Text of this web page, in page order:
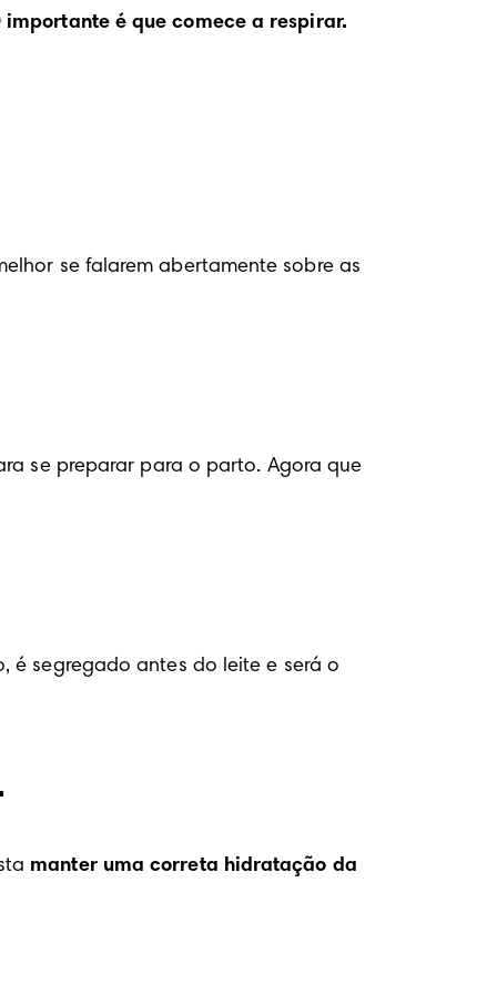
importante é que comece a respirar.
se falarem abertamente sobre as
se preparar para o parto. Agora que
é segregado antes do leite e será o
manter uma correta hidratação da